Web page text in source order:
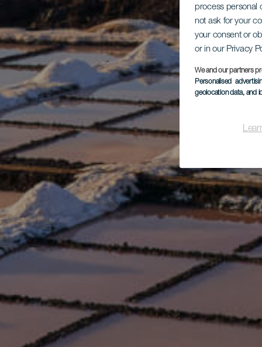
process personal
not ask for your
your consent or
or in our Privacy
We and our partners
Personalised
geolocation data, and